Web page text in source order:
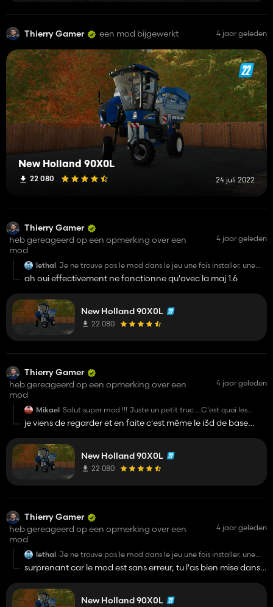
Thierry Gamer een mod bijgewerkt 4 jaar geleden
New Holland 90X0L
22 080 24 juli 2022
Thierry Gamer
heb gereageerd op een opmerking over een
mod
4 jaar geleden
lethal Je ne trouve pas le mod dans le jeu une fois installer. une
idée ?
Bonne idée de mods en tout cas.
ah oui effectivement ne fonctionne qu'avec la maj 1.6
New Holland 90X0L
22 080
Thierry Gamer
heb gereageerd op een opmerking over een
mod
4 jaar geleden
Mikael Salut super mod !!! Juste un petit truc ...C'est quoi les
taches jaunes dans la fenetre de la cabine conducteur.
je viens de regarder et en faite c'est même le i3d de base
des gyros dans la 3D
je viens de corriger l'erreur une update est en cours ;)
merci de la remonté de l'info
New Holland 90X0L
22 080
Thierry Gamer
heb gereageerd op een opmerking over een
mod
4 jaar geleden
lethal Je ne trouve pas le mod dans le jeu une fois installer. une
idée ?
Bonne idée de mods en tout cas.
surprenant car le mod est sans erreur, tu l'as bien mise dans
New Holland 90X0L